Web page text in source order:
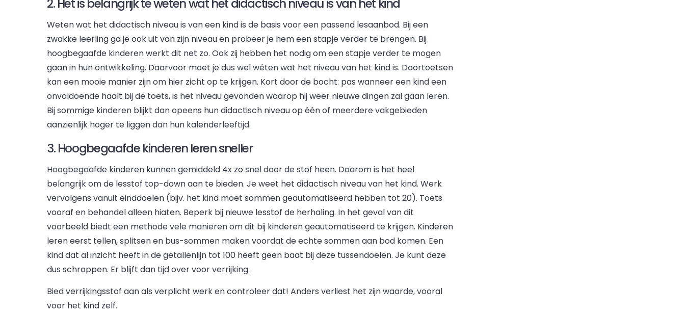
2. Het is belangrijk te weten wat het didactisch niveau is van het kind
Weten wat het didactisch niveau is van een kind is de basis voor een passend lesaanbod. Bij een
zwakke leerling ga je ook uit van zijn niveau en probeer je hem een stapje verder te brengen. Bij
hoogbegaafde kinderen werkt dit net zo. Ook zij hebben het nodig om een stapje verder te mogen
gaan in hun ontwikkeling. Daarvoor moet je dus wel wéten wat het niveau van het kind is. Doortoetsen
kan een mooie manier zijn om hier zicht op te krijgen. Kort door de bocht: pas wanneer een kind een
onvoldoende haalt bij de toets, is het niveau gevonden waarop hij weer nieuwe dingen zal gaan leren.
Bij sommige kinderen blijkt dan opeens hun didactisch niveau op één of meerdere vakgebieden
aanzienlijk hoger te liggen dan hun kalenderleeftijd.
3. Hoogbegaafde kinderen leren sneller
Hoogbegaafde kinderen kunnen gemiddeld 4x zo snel door de stof heen. Daarom is het heel
belangrijk om de lesstof top-down aan te bieden. Je weet het didactisch niveau van het kind. Werk
vervolgens vanuit einddoelen (bijv. het kind moet sommen geautomatiseerd hebben tot 20). Toets
vooraf en behandel alleen hiaten. Beperk bij nieuwe lesstof de herhaling. In het geval van dit
voorbeeld biedt een methode vele manieren om dit bij kinderen geautomatiseerd te krijgen. Kinderen
leren eerst tellen, splitsen en bus-sommen maken voordat de echte sommen aan bod komen. Een
kind dat al inzicht heeft in de getallenlijn tot 100 heeft geen baat bij deze tussendoelen. Je kunt deze
dus schrappen. Er blijft dan tijd over voor verrijking.
Bied verrijkingsstof aan als verplicht werk en controleer dat! Anders verliest het zijn waarde, vooral
voor het kind zelf.